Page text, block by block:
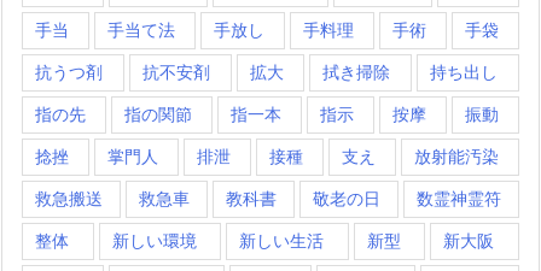
手当 手当て法 手放し 手料理 手術 手袋
抗うつ剤 抗不安剤 拡大 拭き掃除 持ち出し
指の先 指の関節 指一本 指示 按摩 振動
捻挫 掌門人 排泄 接種 支え 放射能汚染
救急搬送 救急車 教科書 敬老の日 数霊神霊符
整体 新しい環境 新しい生活 新型 新大阪